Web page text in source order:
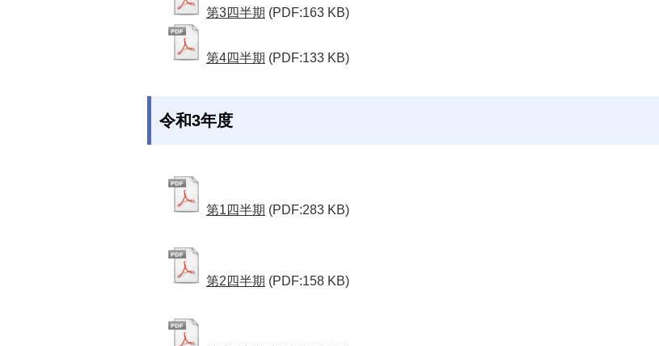
第3四半期 (PDF:163 KB)
第4四半期 (PDF:133 KB)
令和3年度
第1四半期 (PDF:283 KB)
第2四半期 (PDF:158 KB)